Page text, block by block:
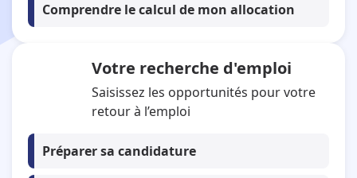
Comprendre le calcul de mon allocation
Votre recherche d'emploi
Saisissez les opportunités pour votre
retour à l’emploi
Préparer sa candidature